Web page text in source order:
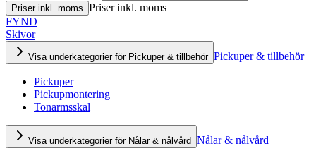
Priser inkl. moms Priser inkl. moms
FYND
Skivor
Visa underkategorier för Pickuper & tillbehör Pickuper & tillbehör
Pickuper
Pickupmontering
Tonarmsskal
Visa underkategorier för Nålar & nålvård Nålar & nålvård